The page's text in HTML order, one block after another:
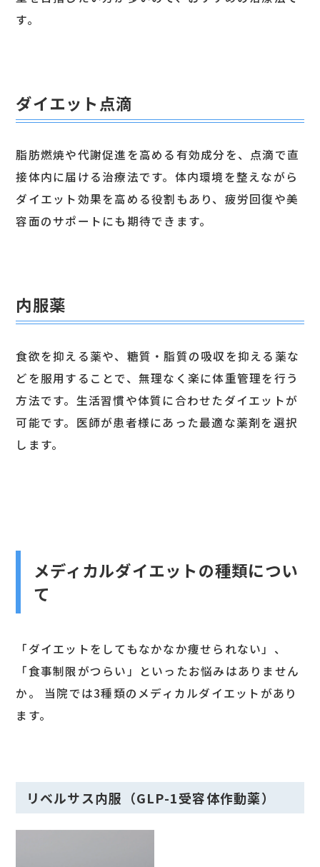
す。
ダイエット点滴
脂肪燃焼や代謝促進を高める有効成分を、点滴で直
接体内に届ける治療法です。体内環境を整えながら
ダイエット効果を高める役割もあり、疲労回復や美
容面のサポートにも期待できます。
内服薬
食欲を抑える薬や、糖質・脂質の吸収を抑える薬な
どを服用することで、無理なく楽に体重管理を行う
方法です。生活習慣や体質に合わせたダイエットが
可能です。医師が患者様にあった最適な薬剤を選択
します。
メディカルダイエットの種類につい
て
「ダイエットをしてもなかなか痩せられない」、
「食事制限がつらい」といったお悩みはありません
か。 当院では3種類のメディカルダイエットがあり
ます。
リベルサス内服（GLP-1受容体作動薬）